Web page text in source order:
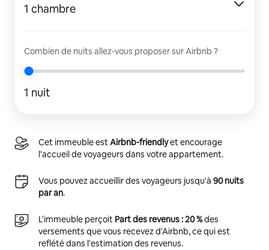
1 chambre
Combien de nuits allez-vous proposer sur Airbnb ?
1 nuit
Cet immeuble estAirbnb-friendlyet encourage
l'accueil de voyageurs dans votre appartement.
Vous pouvez accueillir des voyageurs jusqu'à 90 nuits
par an.
L'immeuble perçoit Part des revenus : 20 %des
versements que vous recevez d'Airbnb, ce qui est
reflété dans l'estimation des revenus.